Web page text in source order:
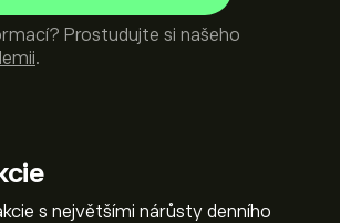
s největšími nárůsty denního
Prostudujte si našeho
.